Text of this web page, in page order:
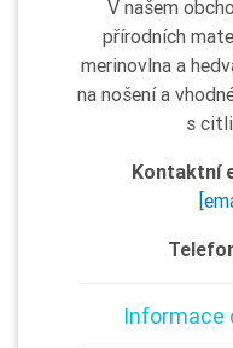
V našem
přírodních
merinovlna a
na nošení a
s
Kontaktní
Informace